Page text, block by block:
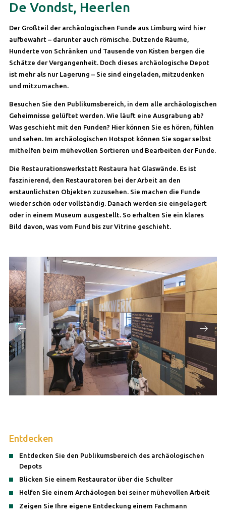
De Vondst, Heerlen
Der Großteil der archäologischen Funde aus Limburg wird hier
aufbewahrt – darunter auch römische. Dutzende Räume,
Hunderte von Schränken und Tausende von Kisten bergen die
Schätze der Vergangenheit. Doch dieses archäologische Depot
ist mehr als nur Lagerung – Sie sind eingeladen, mitzudenken
und mitzumachen.
Besuchen Sie den Publikumsbereich, in dem alle archäologischen
Geheimnisse gelüftet werden. Wie läuft eine Ausgrabung ab?
Was geschieht mit den Funden? Hier können Sie es hören, fühlen
und sehen. Im archäologischen Hotspot können Sie sogar selbst
mithelfen beim mühevollen Sortieren und Bearbeiten der Funde.
Die Restaurationswerkstatt Restaura hat Glaswände. Es ist
faszinierend, den Restauratoren bei der Arbeit an den
erstaunlichsten Objekten zuzusehen. Sie machen die Funde
wieder schön oder vollständig. Danach werden sie eingelagert
oder in einem Museum ausgestellt. So erhalten Sie ein klares
Bild davon, was vom Fund bis zur Vitrine geschieht.
Entdecken
Entdecken Sie den Publikumsbereich des archäologischen
Depots
Blicken Sie einem Restaurator über die Schulter
Helfen Sie einem Archäologen bei seiner mühevollen Arbeit
Zeigen Sie Ihre eigene Entdeckung einem Fachmann